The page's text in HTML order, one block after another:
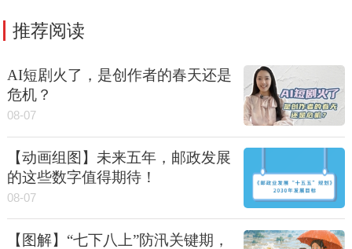
推荐阅读
AI短剧火了，是创作者的春天还是
危机？
08-07
【动画组图】未来五年，邮政发展
的这些数字值得期待！
08-07
【图解】“七下八上”防汛关键期，